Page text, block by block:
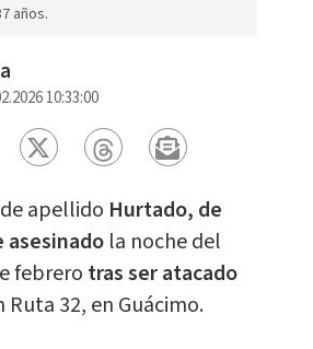
años.
10:33:00
apellido Hurtado, de
asesinado la noche del
febrero tras ser atacado
Ruta 32, en Guácimo.